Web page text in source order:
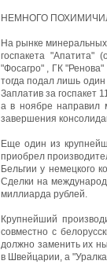
НЕМНОГО
На рынке
госпакета "Апатита"
"Фосагро" , ГК
тогда подал лишь один
Заплатив за госпакет
а в ноябре направил
завершения
Еще один из
приобрел
Бельгии у немецкого
Сделки на
миллиарда рублей.
Крупнейший
совместно с
должно заменить их
в Швейцарии, а